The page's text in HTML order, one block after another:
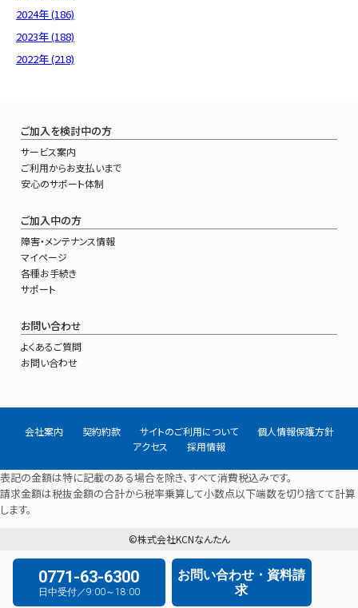
2024年 (186)
2023年 (188)
2022年 (218)
ご加入を検討中の方
サービス案内
ご利用からお支払いまで
安心のサポート体制
ご加入中の方
障害・メンテナンス情報
マイページ
各種お手続き
サポート
お問い合わせ
よくあるご質問
お問い合わせ
会社案内 契約約款 サイトのご利用について
個人情報保護方針
アクセス
採用情報
記の金額は特に記載のある場合を除き、すべて消費税込みです。
請求金額は税抜金額の合計から税率乗算して小数点以下端数を切り捨てて計算
します。
©株式会社KCNなんたん
0771-63-6300
日中受付／9:00～18:00
お問い合わせ・資料請
求